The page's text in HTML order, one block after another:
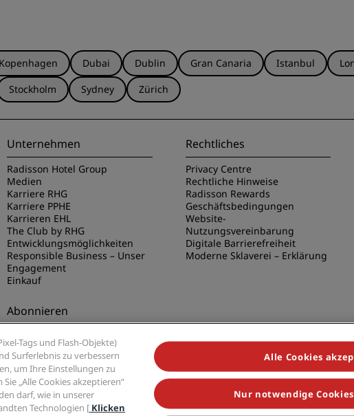
Kopenhagen Dubai Dublin Gran Canaria Istanbul
Stockholm Sydney Zürich
Unternehmen
Radisson Hotel Group
Medien
Karriere RHG
Karriere PPHE
Karrieren EHL
The Club by RHG
Entwicklungsmöglichkeiten
Responsible Business – Unser
Engagement
Einkauf
Rechtliches
Privacy Centre
Rechtliche Hinweise
Radisson Rewards
Geschäftsbedingungen
Website-
Nutzungsvereinbarung
Digitale Barrierefreiheit
Moderne Sklaverei – Erklärung
Abonnieren
Verpassen Sie niemals unsere
beliebtesten Angebote
Tags und Flash-Objekte)
Surferlebnis zu verbessern
um Ihre Einstellungen zu
„Alle Cookies akzeptieren“
darf, wie in unserer
Technologien [ Klicken
Alle Cookies
Nur notwendige